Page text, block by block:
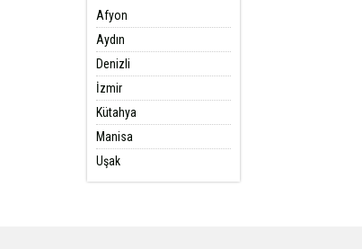
Afyon
Aydın
Denizli
İzmir
Kütahya
Manisa
Uşak